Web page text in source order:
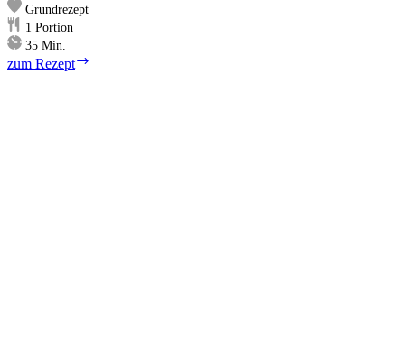
Grundrezept
1 Portion
35 Minuten
Min.
zum Rezept